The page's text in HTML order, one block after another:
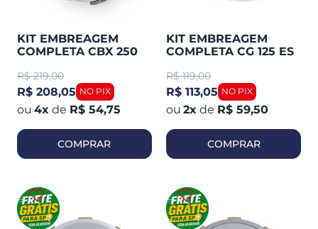
KIT EMBREAGEM
COMPLETA CBX 250
(MAGNETRON)
90295060
R$ 219,00
R$ 208,05
4x de R$ 54,75
COMPRAR
KIT EMBREAGEM
COMPLETA CG 125 ES
(MAGNETRON)
90295080
R$ 119,00
R$ 113,05
2x de R$ 59,50
COMPRAR